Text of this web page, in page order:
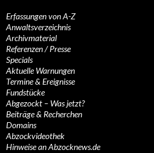
Erfassungen von A-Z
Anwaltsverzeichnis
Archivmaterial
Referenzen / Presse
Specials
Aktuelle Warnungen
Termine & Ereignisse
Fundstücke
Abgezockt – Was jetzt?
Beiträge & Recherchen
Domains
Abzockvideothek
Hinweise an Abzocknews.de